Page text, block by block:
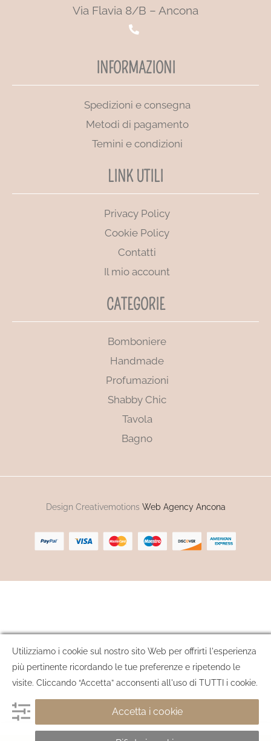
Via Flavia 8/B – Ancona
INFORMAZIONI
Spedizioni e consegna
Metodi di pagamento
Temini e condizioni
LINK UTILI
Privacy Policy
Cookie Policy
Contatti
Il mio account
CATEGORIE
Bomboniere
Handmade
Profumazioni
Shabby Chic
Tavola
Bagno
Design Creativemotions Web Agency Ancona
Utilizziamo i cookie sul nostro sito Web per offrirti l'esperienza
più pertinente ricordando le tue preferenze e ripetendo le
visite. Cliccando “Accetta” acconsenti all'uso di TUTTI i cookie.
Accetta i cookie